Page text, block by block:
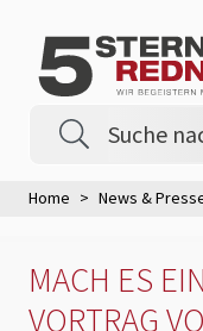
Home News &
MACH ES
VORTRAG